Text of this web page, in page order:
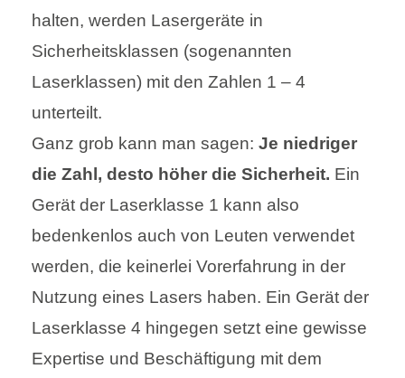
halten, werden Lasergeräte in
Sicherheitsklassen (sogenannten
Laserklassen) mit den Zahlen 1 – 4
unterteilt.
Ganz grob kann man sagen: Je niedriger
die Zahl, desto höher die Sicherheit. Ein
Gerät der Laserklasse 1 kann also
bedenkenlos auch von Leuten verwendet
werden, die keinerlei Vorerfahrung in der
Nutzung eines Lasers haben. Ein Gerät der
Laserklasse 4 hingegen setzt eine gewisse
Expertise und Beschäftigung mit dem